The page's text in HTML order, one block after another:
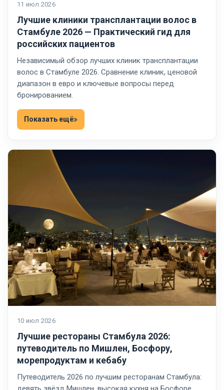
11 июл 2026
Лучшие клиники трансплантации волос в
Стамбуле 2026 — Практический гид для
российских пациентов
Независимый обзор лучших клиник трансплантации
волос в Стамбуле 2026. Сравнение клиник, ценовой
диапазон в евро и ключевые вопросы перед
бронированием.
Показать ещё
10 июл 2026
Лучшие рестораны Стамбула 2026:
путеводитель по Мишлен, Босфору,
морепродуктам и кебабу
Путеводитель 2026 по лучшим ресторанам Стамбула: